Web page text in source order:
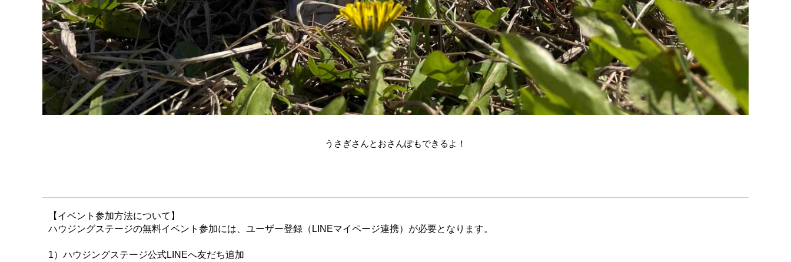
うさぎさんとおさんぽもできるよ！
【イベント参加方法について】
ハウジングステージの無料イベント参加には、ユーザー登録（LINEマイページ連携）が必要となります。
1）ハウジングステージ公式LINEへ友だち追加